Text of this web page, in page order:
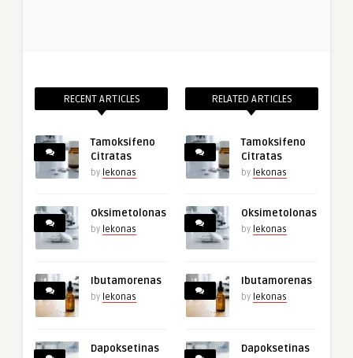
RECENT ARTICLES
Tamoksifeno
Citratas
by lekonas
Oksimetolonas
by lekonas
Ibutamorenas
by lekonas
Dapoksetinas
RELATED ARTICLES
Tamoksifeno
Citratas
by lekonas
Oksimetolonas
by lekonas
Ibutamorenas
by lekonas
Dapoksetinas